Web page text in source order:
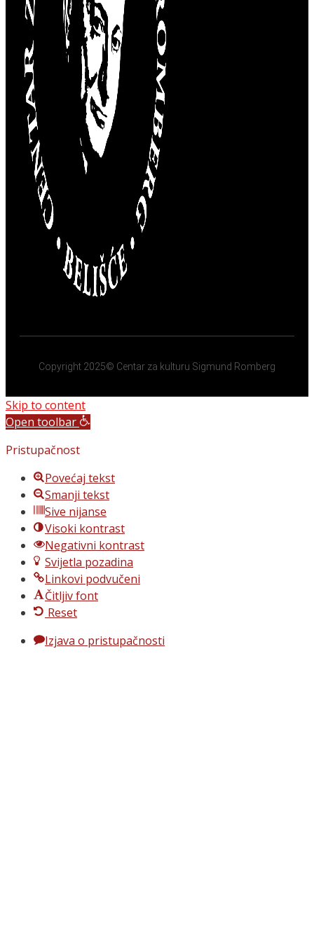
Copyright 2025© Centar za kulturu Sigmund Romberg
Skip to content
Open toolbar
Pristupačnost
Povećaj tekst
Smanji tekst
Sive nijanse
Visoki kontrast
Negativni kontrast
Svijetla pozadina
Linkovi podvučeni
Čitljiv font
Reset
Izjava o pristupačnosti